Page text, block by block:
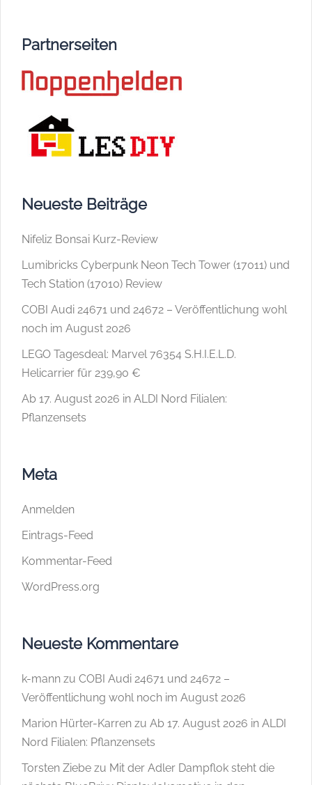
Partnerseiten
Neueste Beiträge
Nifeliz Bonsai Kurz-Review
Lumibricks Cyberpunk Neon Tech Tower (17011) und
Tech Station (17010) Review
COBI Audi 24671 und 24672 – Veröffentlichung wohl
noch im August 2026
LEGO Tagesdeal: Marvel 76354 S.H.I.E.L.D.
Helicarrier für 239,90 €
Ab 17. August 2026 in ALDI Nord Filialen:
Pflanzensets
Meta
Anmelden
Eintrags-Feed
Kommentar-Feed
WordPress.org
Neueste Kommentare
k-mann zu COBI Audi 24671 und 24672 –
Veröffentlichung wohl noch im August 2026
Marion Hürter-Karren zu Ab 17. August 2026 in ALDI
Nord Filialen: Pflanzensets
Torsten Ziebe zu Mit der Adler Dampflok steht die